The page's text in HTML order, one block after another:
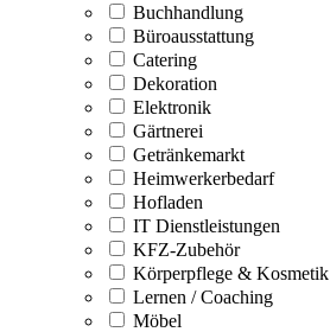
Buchhandlung
Büroausstattung
Catering
Dekoration
Elektronik
Gärtnerei
Getränkemarkt
Heimwerkerbedarf
Hofladen
IT Dienstleistungen
KFZ-Zubehör
Körperpflege & Kosmetik
Lernen / Coaching
Möbel